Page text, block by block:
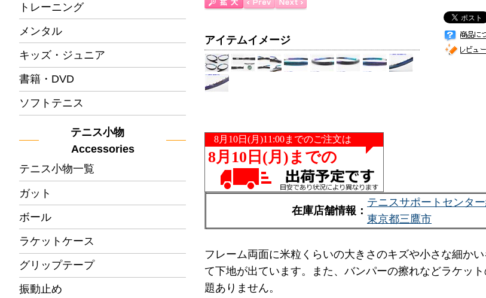
トレーニング
メンタル
キッズ・ジュニア
書籍・DVD
ソフトテニス
テニス小物
Accessories
テニス小物一覧
ガット
ボール
ラケットケース
グリップテープ
振動止め
アイテムイメージ
在庫店舗情報：
テニスサポートセンタ
東京都三鷹市
フレーム両面に米粒くらいの大きさのキズや小さな細か
て下地が出ています。また、バンパーの擦れなどラケッ
題ありません。